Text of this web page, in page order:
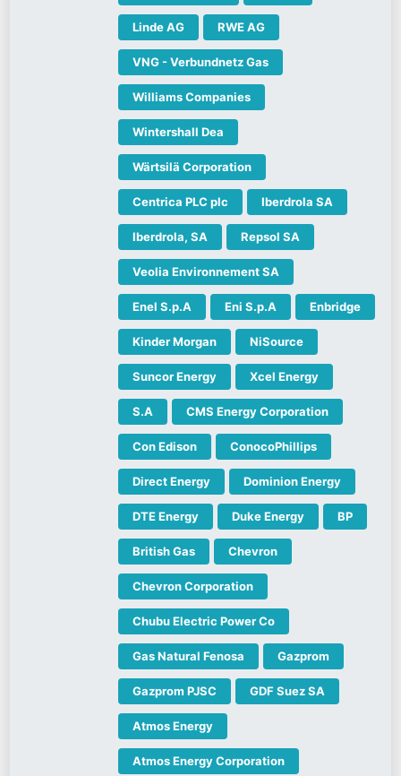
Linde AG RWE AG
VNG - Verbundnetz Gas
Williams Companies
Wintershall Dea
Wärtsilä Corporation
Centrica PLC plc Iberdrola SA
Iberdrola, SA Repsol SA
Veolia Environnement SA
Enel S.p.A Eni S.p.A Enbridge
Kinder Morgan NiSource
Suncor Energy Xcel Energy
S.A CMS Energy Corporation
Con Edison ConocoPhillips
Direct Energy Dominion Energy
DTE Energy Duke Energy BP
British Gas Chevron
Chevron Corporation
Chubu Electric Power Co
Gas Natural Fenosa Gazprom
Gazprom PJSC GDF Suez SA
Atmos Energy
Atmos Energy Corporation